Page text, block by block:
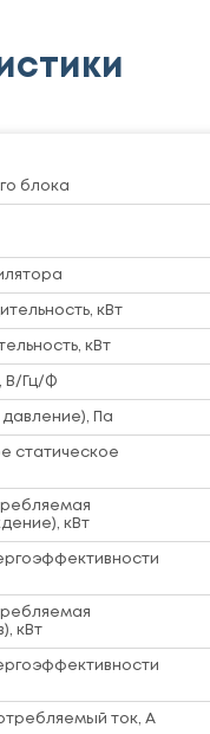
блока
кВт
кВт
В/Гц/Ф
давление), Па
статическое
кВт
кВт
ток, А